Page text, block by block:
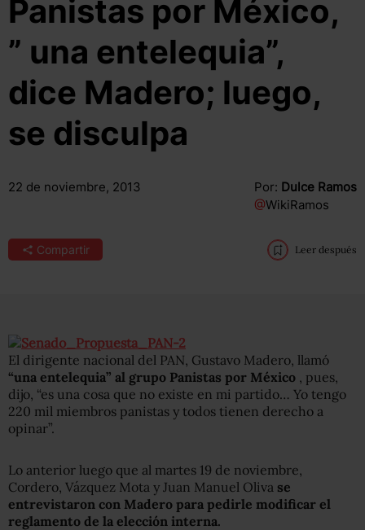
Panistas por México,
” una entelequia”,
dice Madero; luego,
se disculpa
22 de noviembre, 2013 Por: Dulce Ramos
@WikiRamos
Compartir Leer después
El dirigente nacional del PAN, Gustavo Madero, llamó
“una entelequia” al grupo Panistas por México , pues,
dijo, “es una cosa que no existe en mi partido… Yo tengo
220 mil miembros panistas y todos tienen derecho a
opinar”.
Lo anterior luego que al martes 19 de noviembre,
Cordero, Vázquez Mota y Juan Manuel Oliva se
entrevistaron con Madero para pedirle modificar el
reglamento de la elección interna.